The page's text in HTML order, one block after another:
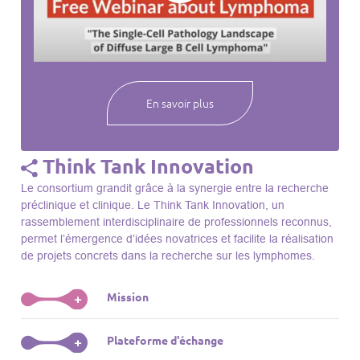
webinaires à venir, des séances précédentes et joignez-vous
notre compréhension des lymphomes et des maladies
En savoir plus
Think Tank Innovation
Le consortium grandit grâce à la synergie entre la recherche
préclinique et clinique. Le Think Tank Innovation, un
rassemblement interdisciplinaire de professionnels reconnus,
permet l’émergence d’idées novatrices et facilite la réalisation
de projets concrets dans la recherche sur les lymphomes.
+ Mission
Le Think Tank initie des projets, façonne des initiatives de
R&D, identifie des porteurs et promeut l’unité parmi les
+ Plateforme d'échange